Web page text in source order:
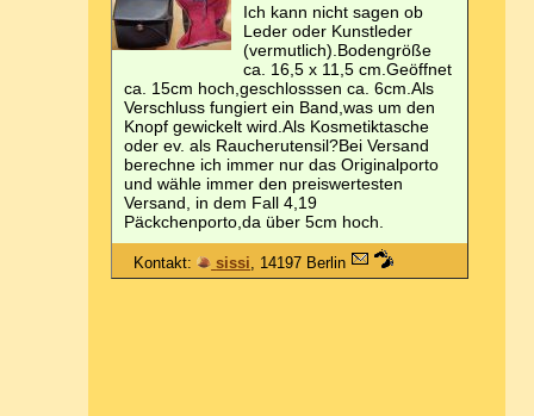
Ich kann nicht sagen ob
Leder oder Kunstleder
(vermutlich).Bodengröße
ca. 16,5 x 11,5 cm.Geöffnet
ca. 15cm hoch,geschlosssen ca. 6cm.Als
Verschluss fungiert ein Band,was um den
Knopf gewickelt wird.Als Kosmetiktasche
oder ev. als Raucherutensil?Bei Versand
berechne ich immer nur das Originalporto
und wähle immer den preiswertesten
Versand, in dem Fall 4,19
Päckchenporto,da über 5cm hoch.
Kontakt: sissi , 14197 Berlin